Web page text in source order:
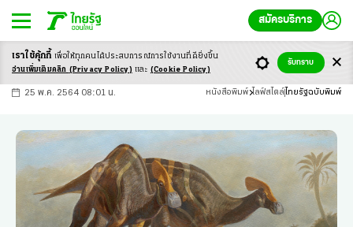
สมัครบริการ
-ก ก ก+
25 พ.ค. 2564 08:01 น. หนังสือพิมพ์ ไลฟ์สไตล์ ไทยรัฐฉบับพิมพ์
เราใช้คุ้กกี้ เพื่อให้ทุกคนได้ประสบการณ์การใช้งานที่ดียิ่งขึ้น
อ่านเพิ่มเติมคลิก (Privacy Policy) และ (Cookie Policy)
รับทราบ